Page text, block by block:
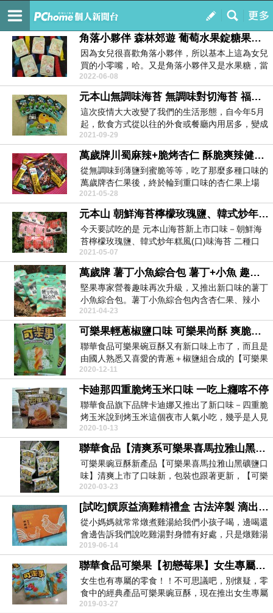
我的
訂閱
娃娃茵的娃娃語現在播送中
角落小夥伴 森林郊遊 葡萄水果錠糖果盒 5種圖案全都買
因為女兒很喜歡角落小夥伴，所以基本上這為女兒
買的小零嘴，哈。又是角落小夥伴又是水果糖，當
然就是所有的...
2022-06-08
元本山無調味海苔 無調味對切海苔 福利熊肖像無調味海苔 全素
這次疫情大大改變了我們的生活形態，自今年5月
起，飲食方式從以往的外食或餐廳內用居多，變成
以自煮、外帶...
2021-09-29
萬歲牌川蜀麻辣+脆烤杏仁 酥脆爽辣健康美味 只能在全聯買得到
從無調味到薄鹽到蜜脆等等，吃了那麼多種口味的
萬歲牌杏仁果後，終於輪到重口味的杏仁果上場
了，而且一出場...
2021-05-28
元本山 朝鮮海苔檸檬玫瑰鹽、韓式炒年糕風(口)味 新上市
今天要試吃的是 元本山海苔新上市口味－朝鮮海
苔檸檬玫瑰鹽、韓式炒年糕風(口)味海苔 二種口
(風)味都...
2021-05-07
萬歲牌 薯丁小魚綜合包 薯丁+小魚 趣味吃堅果 只能在7-11買得到
堅果專家營養趣味再次升級，又推出新口味的薯丁
小魚綜合包。薯丁小魚綜合包內含杏仁果、辣小
魚、薯丁、花生...
2021-04-23
可樂果輕蔥椒鹽口味 可樂果尚酥 爽脆可口新上市
聯華食品可樂果碗豆酥又有新口味上市了，而且是
由國人熟悉又喜愛的青蔥＋椒鹽組合成的【可樂果
輕蔥椒鹽口味...
2020-12-11
卡廸那四重脆烤玉米口味 一吃上癮喀不停
聯華食品旗下品牌卡迪娜又推出了新口味－四重脆
烤玉米說到烤玉米這個夜市人氣小吃，幾乎是人見
人愛，去夜市...
2020-10-13
聯華食品【清爽系可樂果喜馬拉雅山黑礦鹽口味】新上市
可樂果豌豆酥新產品【可樂果喜馬拉雅山黑礦鹽口
味】清爽上市了口味新，包裝也跟著更新，【可樂
果喜馬拉雅山...
2020-03-23
[試吃]饌原益滴雞精禮盒 古法淬製 滴出精華 食用送禮二相宜
從小媽媽就常常燉煮雞湯給我們小孩子喝，邊喝還
會邊告訴我們說吃雞湯對身體有好處，只是燉雞湯
實在有些費時...
2019-06-14
聯華食品可樂果【初戀莓果】女生專屬的girl’s可樂果 初戀莓果口味
女生也有專屬的零食！！不可思議吧，別懷疑，零
食中的經典產品可樂果豌豆酥，現在推出女生專屬
的girl&...
2019-03-27